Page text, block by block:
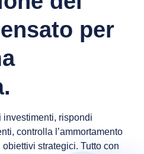
per
investimenti, rispondi
controlla
e raggiungi gli obiettivi